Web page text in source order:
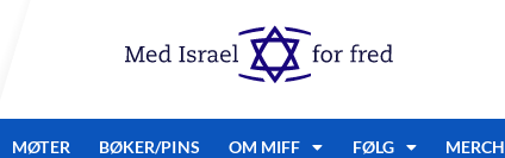
MØTER BØKER/PINS OM MIFF FØLG MERCH